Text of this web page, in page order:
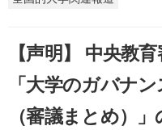
【声明】 中央
「大学のガバナ
（審議まとめ）